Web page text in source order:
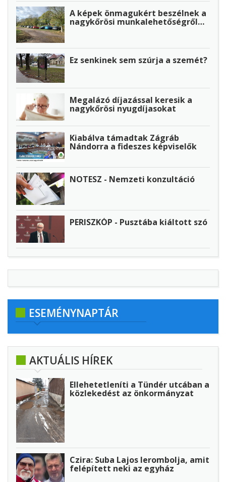
A képek önmagukért beszélnek a
nagykőrösi munkalehetőségről…
Ez senkinek sem szúrja a szemét?
Megalázó díjazással keresik a
nagykőrösi nyugdíjasokat
Kiabálva támadtak Zágráb
Nándorra a fideszes képviselők
NOTESZ - Nemzeti konzultáció
PERISZKÓP - Pusztába kiáltott szó
ESEMÉNYNAPTÁR
AKTUÁLIS HÍREK
Ellehetetleníti a Tündér utcában a
közlekedést az önkormányzat
Czira: Suba Lajos lerombolja, amit
felépített neki az egyház